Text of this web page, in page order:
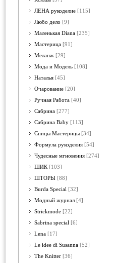
ЛЕНА рукоделие [115]
Любо дело [9]
Маленькая Diana [235]
Мастерица [91]
Меланж [29]
Мода и Модель [108]
Наталья [45]
Очарование [20]
Ручная Работа [40]
Сабрина [277]
Сабрина Baby [113]
Спицы Мастерицы [34]
Формула рукоделия [54]
Чудесные мгновения [274]
ШИК [103]
ШТОРЫ [88]
Burda Special [32]
Модный журнал [4]
Strickmode [22]
Sabrina special [6]
Lena [17]
Le idee di Susanna [52]
The Knitter [36]